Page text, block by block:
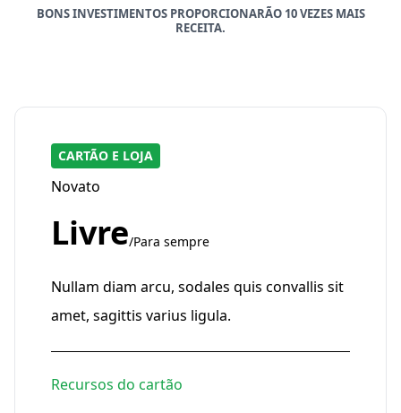
BONS INVESTIMENTOS PROPORCIONARÃO 10 VEZES MAIS
RECEITA.
CARTÃO E LOJA
Novato
Livre/Para sempre
Nullam diam arcu, sodales quis convallis sit
amet, sagittis varius ligula.
Recursos do cartão